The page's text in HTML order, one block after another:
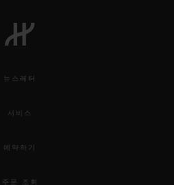
뉴스레터
서비스
예약하기
주문 조회